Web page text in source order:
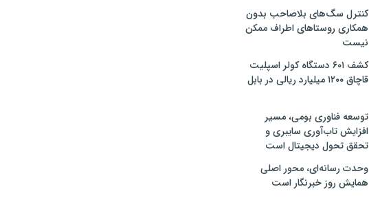
کنترل سگ‌های بلاصاحب بدون
همکاری روستاهای اطراف ممکن
نیست
کشف ۶۰۱ دستگاه کولر اسپلیت
قاچاق ۱۲۰۰ میلیارد ریالی در بابل
توسعه فناوری بومی، مسیر
افزایش تاب‌آوری سایبری و
تحقق تحول دیجیتال است
وحدت رسانه‌ای، محور اصلی
همایش روز خبرنگار است